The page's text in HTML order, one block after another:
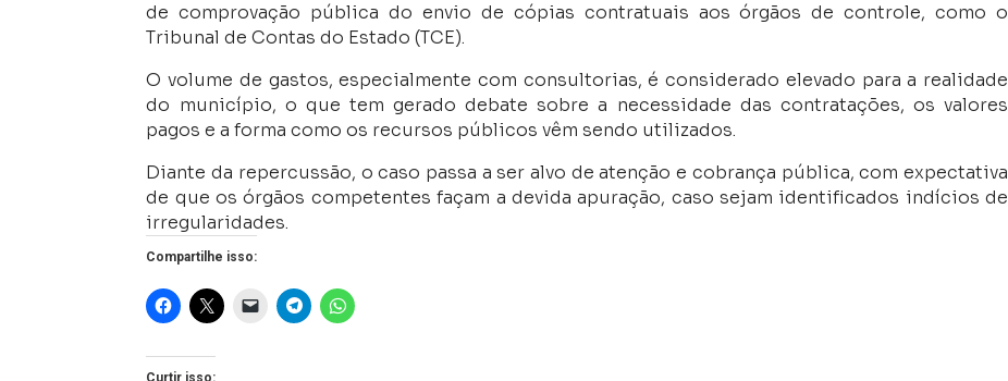
de comprovação pública do envio de cópias contratuais aos órgãos de controle, como o
Tribunal de Contas do Estado (TCE).
O volume de gastos, especialmente com consultorias, é considerado elevado para a realidade
do município, o que tem gerado debate sobre a necessidade das contratações, os valores
pagos e a forma como os recursos públicos vêm sendo utilizados.
Diante da repercussão, o caso passa a ser alvo de atenção e cobrança pública, com expectativa
de que os órgãos competentes façam a devida apuração, caso sejam identificados indícios de
irregularidades.
Compartilhe isso:
Curtir isso: